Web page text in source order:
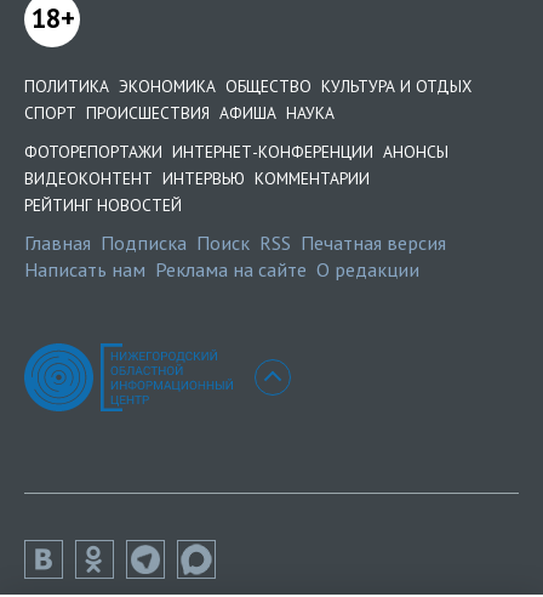
18+
ПОЛИТИКА ЭКОНОМИКА ОБЩЕСТВО КУЛЬТУРА И ОТДЫХ
СПОРТ ПРОИСШЕСТВИЯ АФИША НАУКА
ФОТОРЕПОРТАЖИ ИНТЕРНЕТ-КОНФЕРЕНЦИИ АНОНСЫ
ВИДЕОКОНТЕНТ ИНТЕРВЬЮ КОММЕНТАРИИ
РЕЙТИНГ НОВОСТЕЙ
Главная Подписка Поиск RSS Печатная версия
Написать нам Реклама на сайте О редакции